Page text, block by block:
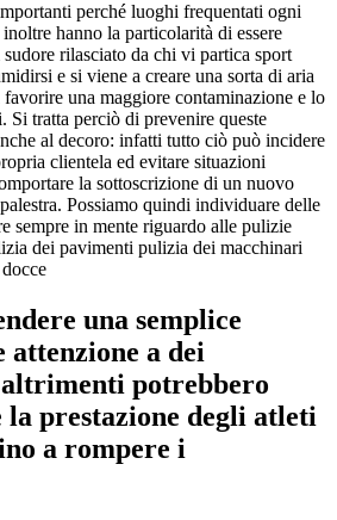
perché luoghi frequentati ogni
hanno la particolarità di essere
rilasciato da chi vi partica sport
e si viene a creare una sorta di aria
una maggiore contaminazione e lo
Si tratta perciò di prevenire queste
al decoro: infatti tutto ciò può incidere
clientela ed evitare situazioni
la sottoscrizione di un nuovo
Possiamo quindi individuare delle
sempre in mente riguardo alle pulizie
dei pavimenti pulizia dei macchinari
una semplice
a dei
potrebbero
prestazione degli atleti
a rompere i